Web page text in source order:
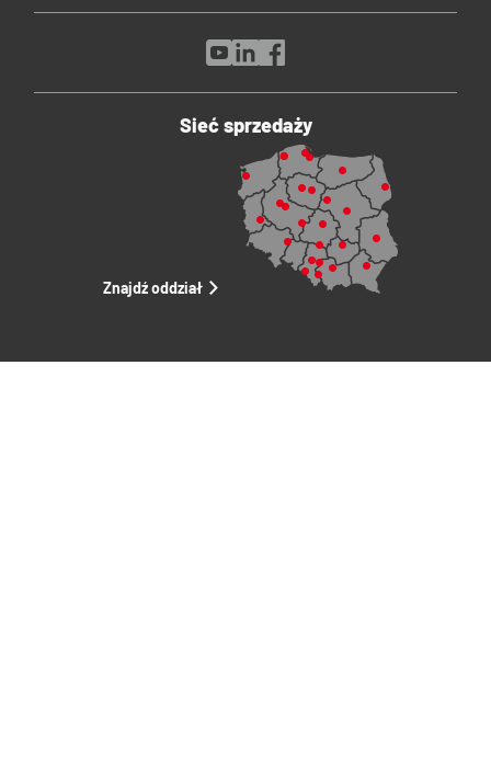
Sieć sprzedaży
Znajdź oddział